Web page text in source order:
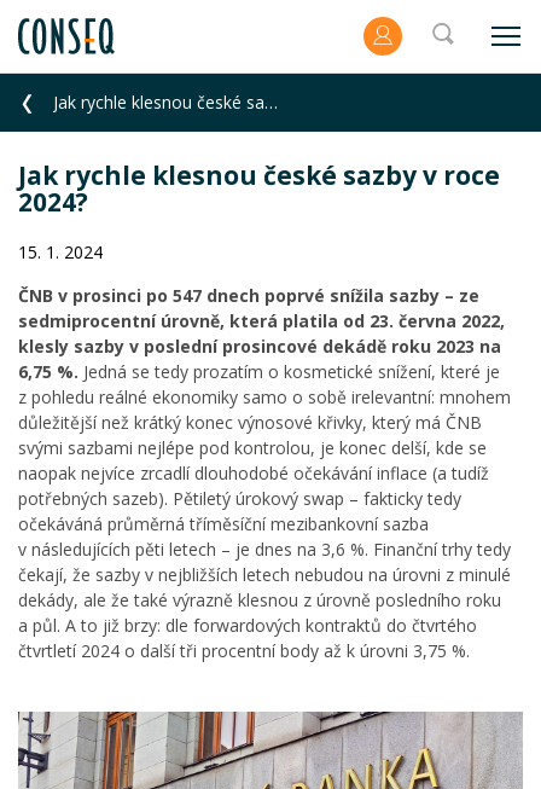
Jak rychle klesnou české sazby v roce 2024?
Jak rychle klesnou české sazby v roce
2024?
15. 1. 2024
ČNB v prosinci po 547 dnech poprvé snížila sazby – ze
sedmiprocentní úrovně, která platila od 23. června 2022,
klesly sazby v poslední prosincové dekádě roku 2023 na
6,75 %. Jedná se tedy prozatím o kosmetické snížení, které je
z pohledu reálné ekonomiky samo o sobě irelevantní: mnohem
důležitější než krátký konec výnosové křivky, který má ČNB
svými sazbami nejlépe pod kontrolou, je konec delší, kde se
naopak nejvíce zrcadlí dlouhodobé očekávání inflace (a tudíž
potřebných sazeb). Pětiletý úrokový swap – fakticky tedy
očekáváná průměrná tříměsíční mezibankovní sazba
v následujících pěti letech – je dnes na 3,6 %. Finanční trhy tedy
čekají, že sazby v nejbližších letech nebudou na úrovni z minulé
dekády, ale že také výrazně klesnou z úrovně posledního roku
a půl. A to již brzy: dle forwardových kontraktů do čtvrtého
čtvrtletí 2024 o další tři procentní body až k úrovni 3,75 %.